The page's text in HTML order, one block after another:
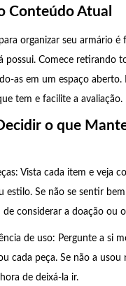
Conteúdo Atual
organizar seu armário é
possui. Comece retirando
as em um espaço aberto.
tem e facilite a avaliação.
o que
Vista cada item e veja
estilo. Se não se sentir
considerar a doação ou
de uso: Pergunte a si
cada peça. Se não a usou
de deixá-la ir.